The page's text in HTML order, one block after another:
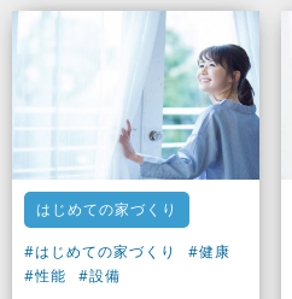
はじめての家づくり
#はじめての家づくり
#健康
#性能
#設備